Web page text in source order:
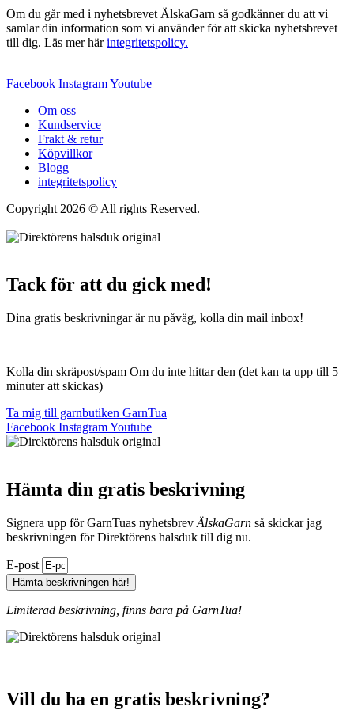
Om du går med i nyhetsbrevet ÄlskaGarn så godkänner du att vi
samlar din information som vi använder för att skicka nyhetsbrevet
till dig. Läs mer härintegritetspolicy.
Facebook InstagramYoutube
Om oss
Kundservice
Frakt & retur
Köpvillkor
Blogg
integritetspolicy
Copyright 2026 © All rights Reserved.
Tack för att du gick med!
Dina gratis beskrivningar är nu påväg, kolla din mail inbox!
Kolla din skräpost/spam Om du inte hittar den (det kan ta upp till 5
minuter att skickas)
Ta mig till garnbutiken GarnTua
Facebook InstagramYoutube
Hämta din gratis beskrivning
Signera upp för GarnTuas nyhetsbrev ÄlskaGarn så skickar jag
beskrivningen för Direktörens halsduk till dig nu.
E-post
Hämta beskrivningen här!
Limiterad beskrivning, finns bara på GarnTua!
Vill du ha en gratis beskrivning?